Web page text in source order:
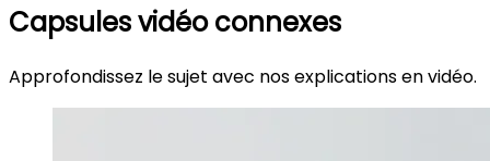
Capsules vidéo connexes
Approfondissez le sujet avec nos explications en vidéo.